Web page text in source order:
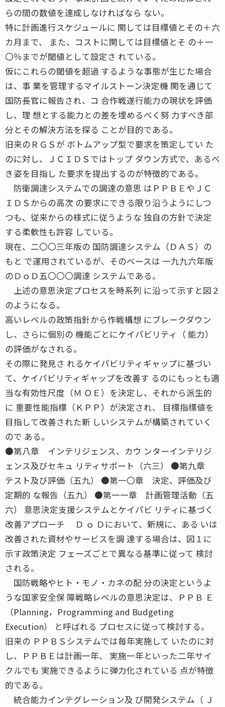
らの間の数値を達成しなければなら ない。
特に計画進行スケジュールに 関しては目標値とその＋六
カ月まで、 また、コストに関しては目標値とそ の＋一
〇％までが閾値として設定さ れている。
仮にこれらの閾値を超過 するような事態が生じた場合
は、事 業を管理するマイルストーン決定機 関を通じて
国防長官に報告され、コ 合作戦遂行能力の現状を評価
し、理 想とする能力との差を埋めるべく努 力すべき部
分とその解決方法を探る ことが目的である。
旧来のＲＧＳが ボトムアップ型で要求を策定してい た
のに対し、ＪＣＩＤＳではトップ ダウン方式で、あるべ
き姿を目指し た要求を提出するのが特徴的である。
防衛調達システムでの調達の意思 はＰＰＢＥやＪＣ
ＩＤＳからの高次 の要求にできる限り沿うようにしつ
つも、従来からの様式に従うような 独自の方針で決定
する柔軟性も許容 している。
現在、二〇〇三年版の 国防調達システム（ＤＡＳ）の
もと で運用されているが、そのベースは 一九九六年版
のＤｏＤ五〇〇〇調達 システムである。
上述の意思決定プロセスを時系列 に沿って示すと図２
のようになる。
高いレベルの政策指針から作戦構想 にブレークダウン
し、さらに個別の 機能ごとにケイパビリティ（ 能力）
の評価がなされる。
その際に発見さ れるケイパビリティギャップに基づい
て、ケイパビリティギャップを改善す るのにもっとも適
当な有効性尺度（Ｍ ＯＥ）を決定し、それから派生的
に 重要性能指標（ＫＰＰ）が決定され、 目標指標値を
目指して改善された新 しいシステムが構築されていく
ので ある。
●第八章 インテリジェンス、カウ ンターインテリジ
ェンス及びセキュ リティサポート（六三） ●第九章
テスト及び評価（五九） ●第一〇章 決定、評価及び
定期的 な報告（五九） ●第一一章 計画管理活動（五
六） 意思決定支援システムとケイパビ リティに基づく
改善アプローチ Ｄ ｏ Ｄにおいて、新規に、ある いは
改善された資材やサービスを調 達する場合は、図１に
示す政策決定 フェーズごとで異なる基準に従って 検討
される。
国防戦略やヒト・モノ・カネの配 分の決定というよ
うな国家安全保 障戦略レベルの意思決定は、ＰＰＢ Ｅ
（Planning，Programming and Budgeting
Execution） と呼ばれる プロセスに従って検討する。
旧来の ＰＰＢＳシステムでは毎年実施して いたのに対
し、ＰＰＢＥは計画一年、 実施一年といった二年サイ
クルでも 実施できるように弾力化されている 点が特徴
的である。
統合能力インテグレーション及 び開発システム（ Ｊ